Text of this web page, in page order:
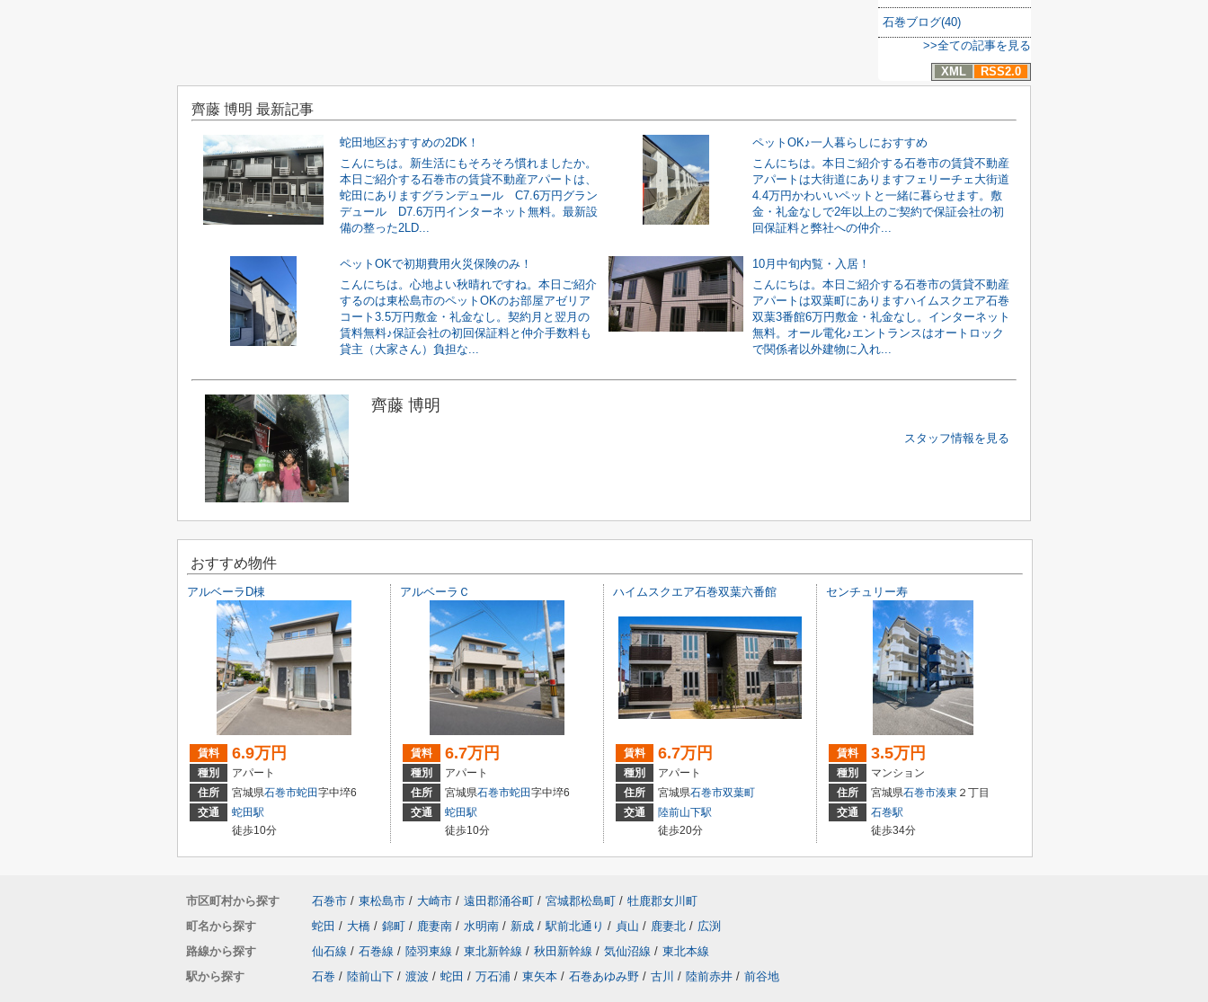
石巻ブログ(40)
>>全ての記事を見る
XML
RSS2.0
齊藤 博明 最新記事
蛇田地区おすすめの2DK！
こんにちは。新生活にもそろそろ慣れましたか。
本日ご紹介する石巻市の賃貸不動産アパートは、
蛇田にありますグランデュール C7.6万円グラン
デュール D7.6万円インターネット無料。最新設
備の整った2LD...
ペットOK♪一人暮らしにおすすめ
こんにちは。本日ご紹介する石巻市の賃貸不動産
アパートは大街道にありますフェリーチェ大街道
4.4万円かわいいペットと一緒に暮らせます。敷
金・礼金なしで2年以上のご契約で保証会社の初
回保証料と弊社への仲介...
ペットOKで初期費用火災保険のみ！
こんにちは。心地よい秋晴れですね。本日ご紹介
するのは東松島市のペットOKのお部屋アゼリア
コート3.5万円敷金・礼金なし。契約月と翌月の
賃料無料♪保証会社の初回保証料と仲介手数料も
貸主（大家さん）負担な...
10月中旬内覧・入居！
こんにちは。本日ご紹介する石巻市の賃貸不動産
アパートは双葉町にありますハイムスクエア石巻
双葉3番館6万円敷金・礼金なし。インターネット
無料。オール電化♪エントランスはオートロック
で関係者以外建物に入れ...
齊藤 博明
スタッフ情報を見る
おすすめ物件
アルベーラD棟
賃料 6.9万円
種別
アパート
住所
宮城県石巻市蛇田字中埣6
交通
蛇田駅
徒歩10分
アルベーラＣ
賃料 6.7万円
種別
アパート
住所
宮城県石巻市蛇田字中埣6
交通
蛇田駅
徒歩10分
ハイムスクエア石巻双葉六番館
賃料 6.7万円
種別
アパート
住所
宮城県石巻市双葉町
交通
陸前山下駅
徒歩20分
センチュリー寿
賃料 3.5万円
種別
マンション
住所
宮城県石巻市湊東 ２丁目
交通
石巻駅
徒歩34分
市区町村から探す 石巻市 / 東松島市 / 大崎市 / 遠田郡涌谷町 / 宮城郡松島町 / 牡鹿郡女川町
町名から探す
蛇田 / 大橋 / 錦町 / 鹿妻南 / 水明南 / 新成 / 駅前北通り / 貞山 / 鹿妻北 / 広渕
路線から探す
仙石線 / 石巻線 / 陸羽東線 / 東北新幹線 / 秋田新幹線 / 気仙沼線 / 東北本線
駅から探す
石巻 / 陸前山下 / 渡波 / 蛇田 / 万石浦 / 東矢本 / 石巻あゆみ野 / 古川 / 陸前赤井 / 前谷地